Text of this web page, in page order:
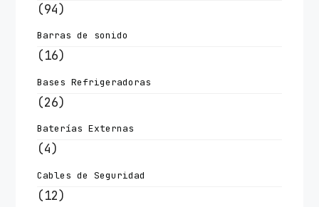
(94)
Barras de sonido
(16)
Bases Refrigeradoras
(26)
Baterías Externas
(4)
Cables de Seguridad
(12)